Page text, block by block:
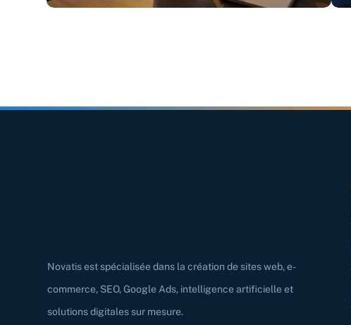
Novatis est spécialisée dans la création de sites web, e-
commerce, SEO, Google Ads, intelligence artificielle et
solutions digitales sur mesure.